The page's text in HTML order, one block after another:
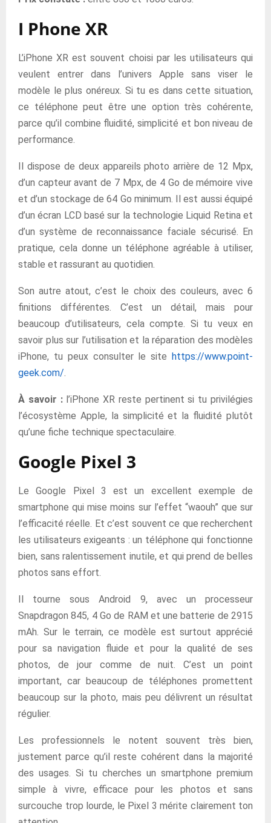
I Phone XR
L’iPhone XR est souvent choisi par les utilisateurs qui
veulent entrer dans l’univers Apple sans viser le
modèle le plus onéreux. Si tu es dans cette situation,
ce téléphone peut être une option très cohérente,
parce qu’il combine fluidité, simplicité et bon niveau de
performance.
Il dispose de deux appareils photo arrière de 12 Mpx,
d’un capteur avant de 7 Mpx, de 4 Go de mémoire vive
et d’un stockage de 64 Go minimum. Il est aussi équipé
d’un écran LCD basé sur la technologie Liquid Retina et
d’un système de reconnaissance faciale sécurisé. En
pratique, cela donne un téléphone agréable à utiliser,
stable et rassurant au quotidien.
Son autre atout, c’est le choix des couleurs, avec 6
finitions différentes. C’est un détail, mais pour
beaucoup d’utilisateurs, cela compte. Si tu veux en
savoir plus sur l’utilisation et la réparation des modèles
iPhone, tu peux consulter le site https://www.point-
geek.com/.
À savoir :l’iPhone XR reste pertinent si tu privilégies
l’écosystème Apple, la simplicité et la fluidité plutôt
qu’une fiche technique spectaculaire.
Google Pixel 3
Le Google Pixel 3 est un excellent exemple de
smartphone qui mise moins sur l’effet “waouh” que sur
l’efficacité réelle. Et c’est souvent ce que recherchent
les utilisateurs exigeants : un téléphone qui fonctionne
bien, sans ralentissement inutile, et qui prend de belles
photos sans effort.
Il tourne sous Android 9, avec un processeur
Snapdragon 845, 4 Go de RAM et une batterie de 2915
mAh. Sur le terrain, ce modèle est surtout apprécié
pour sa navigation fluide et pour la qualité de ses
photos, de jour comme de nuit. C’est un point
important, car beaucoup de téléphones promettent
beaucoup sur la photo, mais peu délivrent un résultat
régulier.
Les professionnels le notent souvent très bien,
justement parce qu’il reste cohérent dans la majorité
des usages. Si tu cherches un smartphone premium
simple à vivre, efficace pour les photos et sans
surcouche trop lourde, le Pixel 3 mérite clairement ton